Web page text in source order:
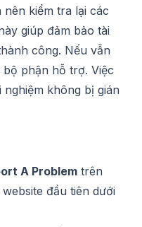
nên kiểm tra lại các
giúp đảm bảo tài
công. Nếu vẫn
phận hỗ trợ. Việc
không bị gián
A Problem trên
đầu tiên dưới